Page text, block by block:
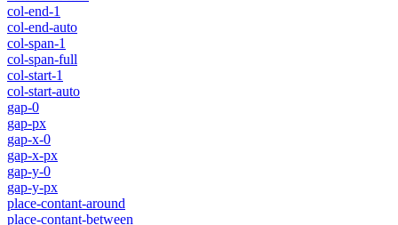
col-end-1
col-end-auto
col-span-1
col-span-full
col-start-1
col-start-auto
gap-0
gap-px
gap-x-0
gap-x-px
gap-y-0
gap-y-px
place-contant-around
place-contant-between